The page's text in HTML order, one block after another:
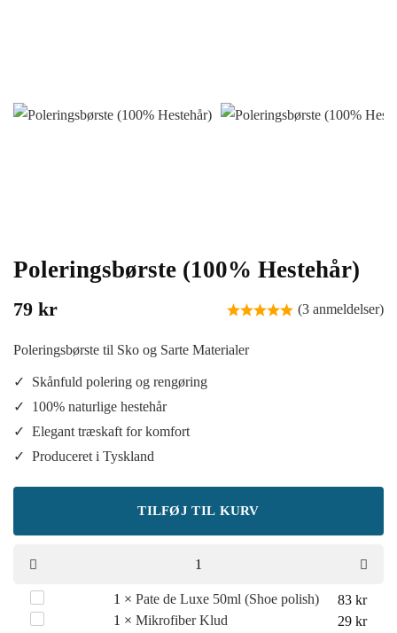
Poleringsbørste (100% Hestehår)
79 kr (3 anmeldelser)
Poleringsbørste til Sko og Sarte Materialer
Skånfuld polering og rengøring
100% naturlige hestehår
Elegant træskaft for komfort
Produceret i Tyskland
TILFØJ TIL KURV
de
1 × Pate de Luxe 50ml (Shoe polish) 83 kr
1 × Mikrofiber Klud 29 kr